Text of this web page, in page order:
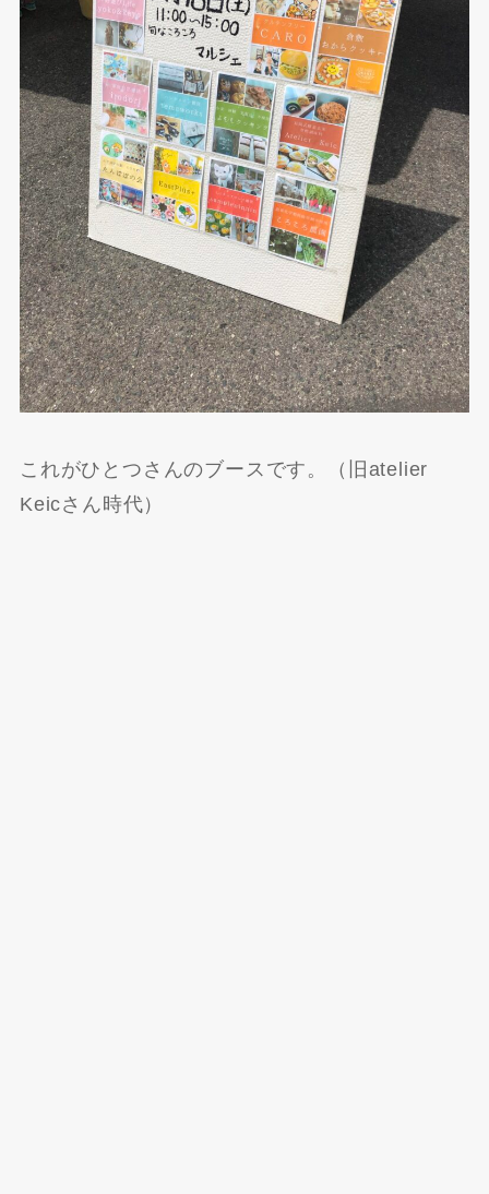
これがひとつさんのブースです。（旧atelier
Keicさん時代）